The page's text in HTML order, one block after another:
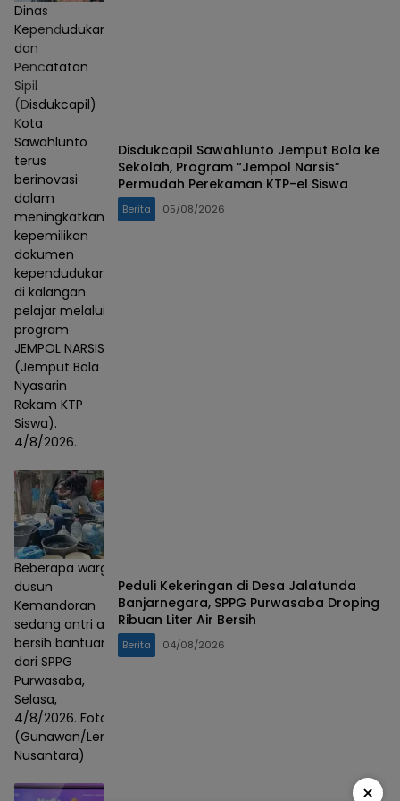
Dinas
Kependudukan
dan
Pencatatan
Sipil
(Disdukcapil)
Kota
Sawahlunto
terus
berinovasi
dalam
meningkatkan
kepemilikan
dokumen
kependudukan
di kalangan
pelajar melalui
program
JEMPOL NARSIS
(Jemput Bola
Nyasarin
Rekam KTP
Siswa).
4/8/2026.
Disdukcapil Sawahlunto Jemput Bola ke
Sekolah, Program “Jempol Narsis”
Permudah Perekaman KTP-el Siswa
Berita 05/08/2026
Beberapa warga
dusun
Kemandoran
sedang antri air
bersih bantuan
dari SPPG
Purwasaba,
Selasa,
4/8/2026. Foto :
(Gunawan/Lensa
Nusantara)
Peduli Kekeringan di Desa Jalatunda
Banjarnegara, SPPG Purwasaba Droping
Ribuan Liter Air Bersih
Berita 04/08/2026
×